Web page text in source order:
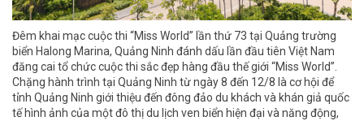
Đêm khai mạc cuộc thi “Miss World” lần thứ 73 tại Quảng trường
biển Halong Marina, Quảng Ninh đánh dấu lần đầu tiên Việt Nam
đăng cai tổ chức cuộc thi sắc đẹp hàng đầu thế giới “Miss World”.
Chặng hành trình tại Quảng Ninh từ ngày 8 đến 12/8 là cơ hội để
tỉnh Quảng Ninh giới thiệu đến đông đảo du khách và khán giả quốc
tế hình ảnh của một đô thị du lịch ven biển hiện đại và năng động,